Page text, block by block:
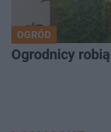
OGRÓD
Ogrodnicy